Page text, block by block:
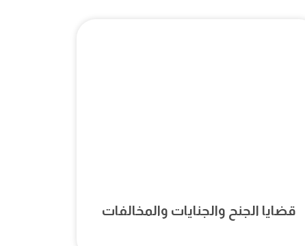
قضايا الجنح والجنايات والمخالفات